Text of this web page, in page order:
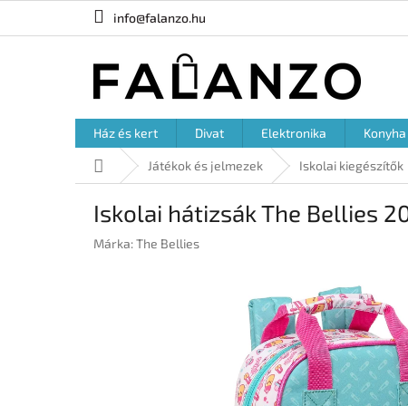
info@falanzo.hu
Ház és kert Divat Elektronika Konyha
KezdőlapJátékok és jelmezek Iskolai kiegészítők
Iskolai hátizsák The Bellies
Márka:The Bellies